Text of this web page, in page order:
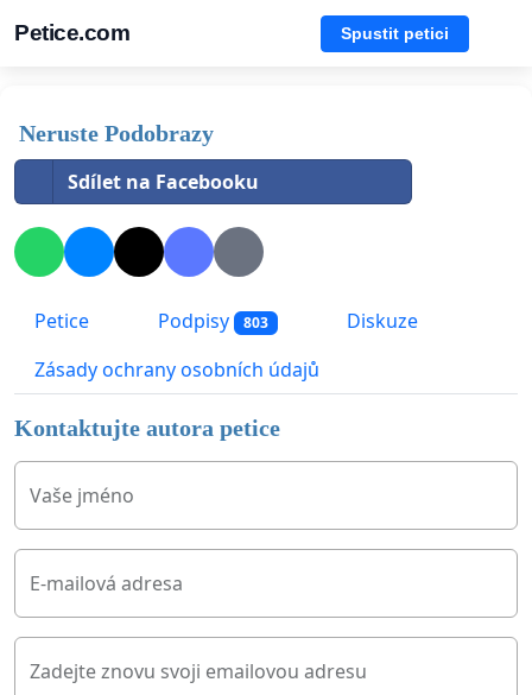
Petice.com Spustit petici
Neruste Podobrazy
Sdílet na Facebooku
Petice Podpisy 803
Diskuze
Zásady ochrany osobních údajů
Kontaktujte autora petice
Vaše jméno
E-mailová adresa
Zadejte znovu svoji emailovou adresu